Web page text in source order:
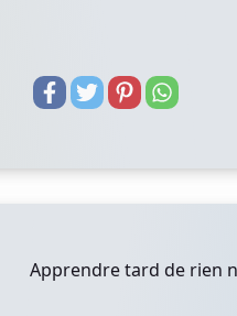
Apprendre tard de rien